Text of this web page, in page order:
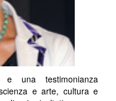
e una testimonianza
e arte, cultura e